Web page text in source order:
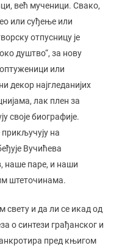
већ мученици. Свако,
или суђење или
отпусницу је
душтво“, за нову
или
декор најгледанијих
лак плен за
своје биографије.
на
Вучићева
наше паре, и наши
штеточинама.
и да ли се икад од
о синтези грађанског и
пред књигом